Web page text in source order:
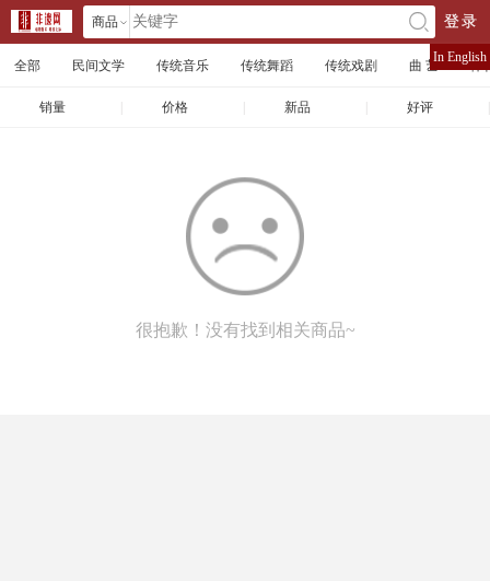
商品 󰄘 登录
全部 民间文学 传统音乐 传统舞蹈 传统戏剧 曲 艺 体
销量 价格 新品 好评
很抱歉！没有找到相关商品~
In English